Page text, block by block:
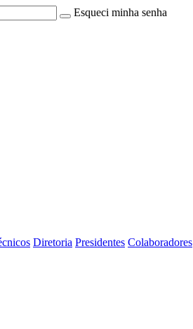
Esqueci minha senha
Diretoria Presidentes Colaboradores